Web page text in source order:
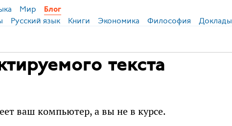
Мир Блог
Русский язык Книги Экономика Философия Доклады
текста
ваш компьютер, а вы не в курсе.